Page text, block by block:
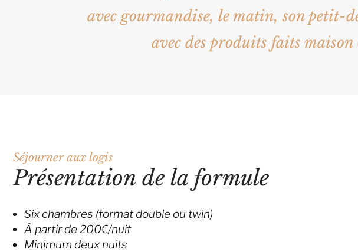
avec gourmandise, le matin, son petit-
avec des produits faits
Séjourner aux logis
Présentation de la formule
Six chambres (format double ou twin)
À partir de 200€/nuit
Minimum deux nuits